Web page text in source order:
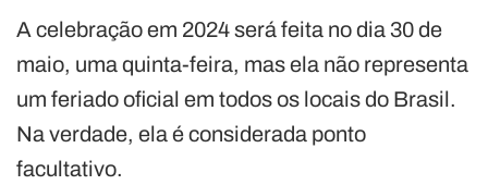
A celebração em 2024 será feita no dia 30 de
maio, uma quinta-feira, mas ela não representa
um feriado oficial em todos os locais do Brasil.
Na verdade, ela é considerada ponto
facultativo.